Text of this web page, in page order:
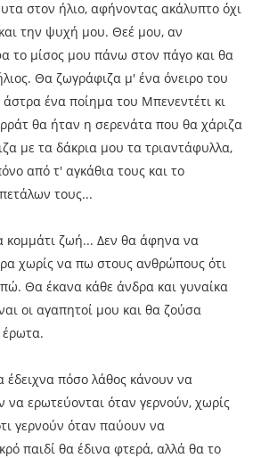
στον ήλιο, αφήνοντας ακάλυπτο όχι
την ψυχή μου. Θεέ μου, αν
το μίσος μου πάνω στον πάγο και θα
Θα ζωγράφιζα μ' ένα όνειρο του
ένα ποίημα του Μπενεντέτι κι
θα ήταν η σερενάτα που θα χάριζα
με τα δάκρια μου τα τριαντάφυλλα,
από τ' αγκάθια τους και το
τους...
κομμάτι ζωή... Δεν θα άφηνα να
χωρίς να πω στους ανθρώπους ότι
Θα έκανα κάθε άνδρα και γυναίκα
οι αγαπητοί μου και θα ζούσα
έρωτα.
πόσο λάθος κάνουν να
να ερωτεύονται όταν γερνούν, χωρίς
γερνούν όταν παύουν να
παιδί θα έδινα φτερά, αλλά θα το